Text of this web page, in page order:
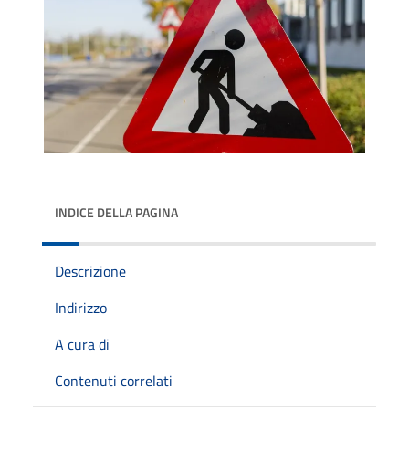
INDICE DELLA PAGINA
Descrizione
Indirizzo
A cura di
Contenuti correlati